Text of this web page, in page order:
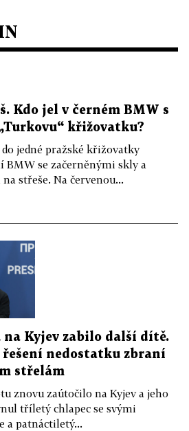
Kdo jel v černém BMW s
křižovatku?
jedné pražské křižovatky
se začerněnými skly a
střeše. Na červenou...
na Kyjev zabilo další dítě.
nedostatku zbraní
střelám
znovu zaútočilo na Kyjev a jeho
tříletý chlapec se svými
a patnáctiletý...